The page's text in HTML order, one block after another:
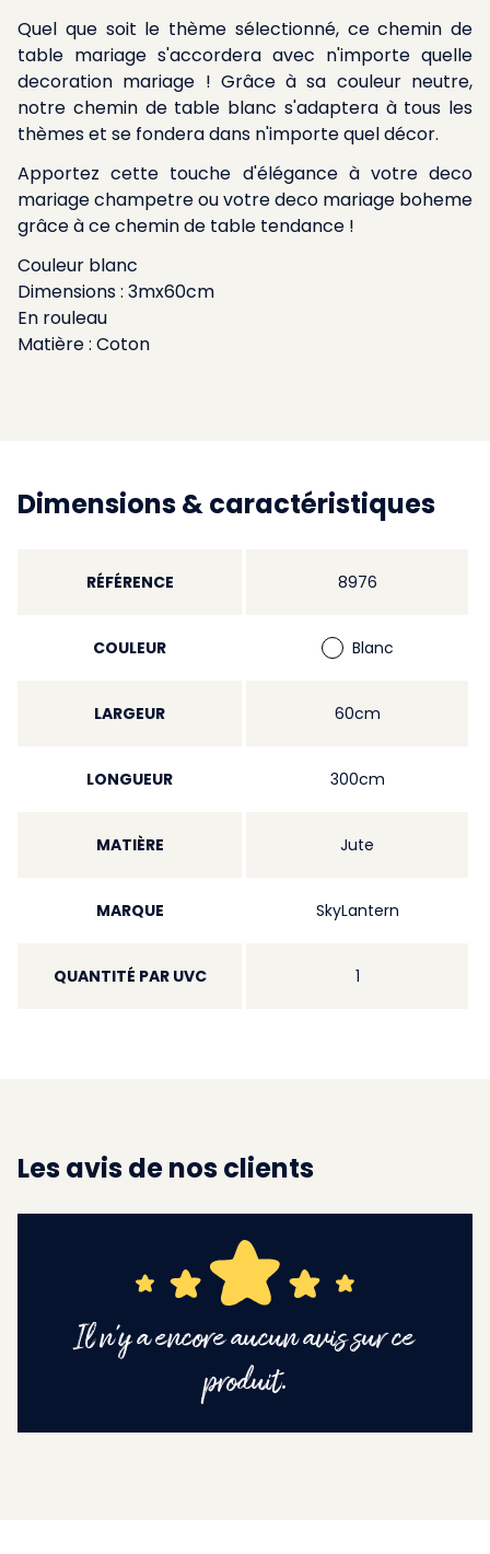
Quel que soit le thème sélectionné, ce chemin de
table mariage s'accordera avec n'importe quelle
decoration mariage ! Grâce à sa couleur neutre,
notre chemin de table blanc s'adaptera à tous les
thèmes et se fondera dans n'importe quel décor.
Apportez cette touche d'élégance à votre deco
mariage champetre ou votre deco mariage boheme
grâce à ce chemin de table tendance !
Couleur blanc
Dimensions : 3mx60cm
En rouleau
Matière : Coton
Dimensions & caractéristiques
RÉFÉRENCE 8976
COULEUR Blanc
LARGEUR 60cm
LONGUEUR 300cm
MATIÈRE Jute
MARQUE SkyLantern
QUANTITÉ PAR UVC 1
Les avis de nos clients
Il n'y a encore aucun avis sur ce
produit.